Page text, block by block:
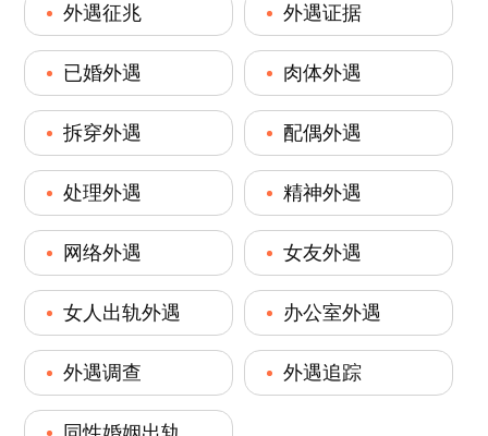
外遇征兆 外遇证据
已婚外遇 肉体外遇
拆穿外遇 配偶外遇
处理外遇 精神外遇
网络外遇 女友外遇
女人出轨外遇 办公室外遇
外遇调查 外遇追踪